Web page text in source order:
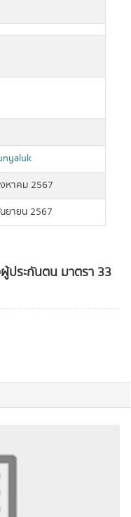
ประกันตน มาตรา 33
หาคม 2567
ยายน 2567